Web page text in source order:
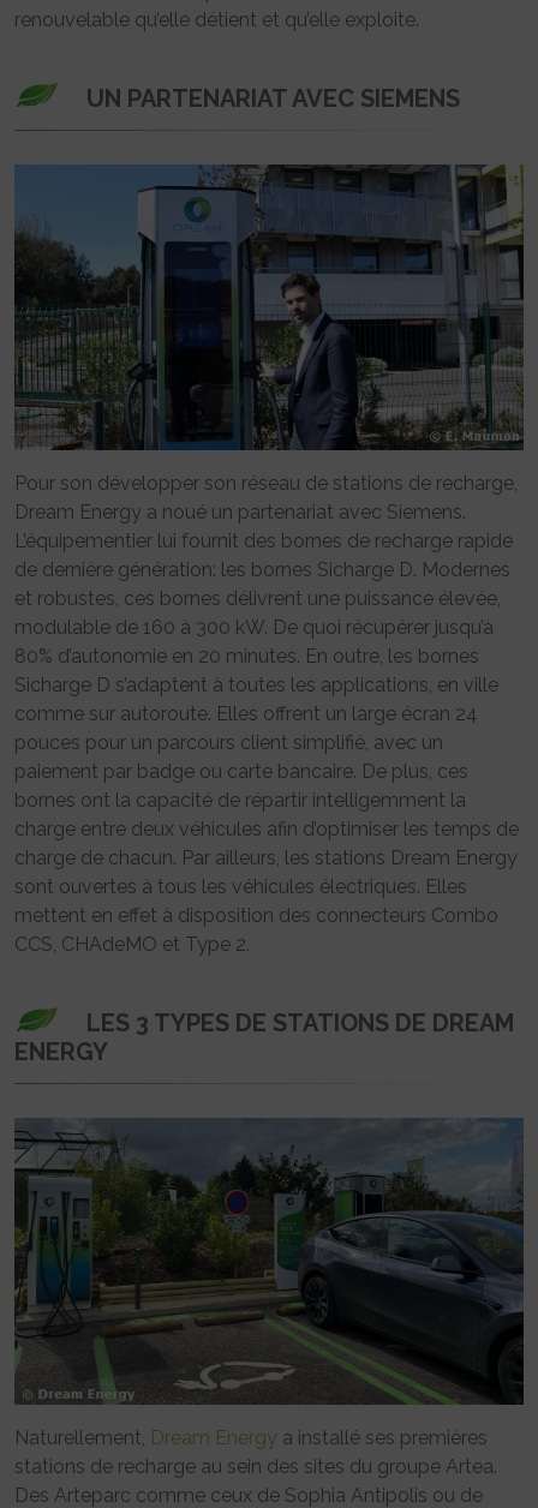
renouvelable qu’elle détient et qu’elle exploite.
UN PARTENARIAT AVEC SIEMENS
Pour son développer son réseau de stations de recharge,
Dream Energy a noué un partenariat avec Siemens.
L’équipementier lui fournit des bornes de recharge rapide
de dernière génération: les bornes Sicharge D. Modernes
et robustes, ces bornes délivrent une puissance élevée,
modulable de 160 à 300 kW. De quoi récupérer jusqu’à
80% d’autonomie en 20 minutes. En outre, les bornes
Sicharge D s’adaptent à toutes les applications, en ville
comme sur autoroute. Elles offrent un large écran 24
pouces pour un parcours client simplifié, avec un
paiement par badge ou carte bancaire. De plus, ces
bornes ont la capacité de répartir intelligemment la
charge entre deux véhicules afin d’optimiser les temps de
charge de chacun. Par ailleurs, les stations Dream Energy
sont ouvertes à tous les véhicules électriques. Elles
mettent en effet à disposition des connecteurs Combo
CCS, CHAdeMO et Type 2.
LES 3 TYPES DE STATIONS DE DREAM
ENERGY
Naturellement, Dream Energy a installé ses premières
stations de recharge au sein des sites du groupe Artea.
Des Arteparc comme ceux de Sophia Antipolis ou de